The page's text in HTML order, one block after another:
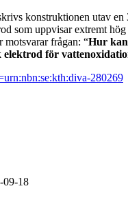
konstruktionen utav
som uppvisar extremt
motsvarar frågan: “Hur
för
280269
09-18